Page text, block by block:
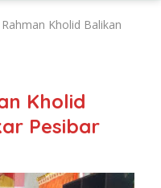
Kholid Balikan
Kholid
Pesibar